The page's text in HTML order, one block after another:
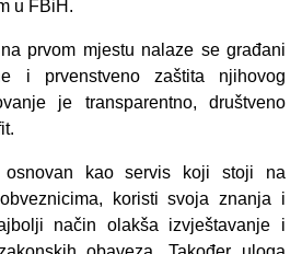
u FBiH.
prvom mjestu nalaze se građani
i prvenstveno zaštita njihovog
je transparentno, društveno
osnovan kao servis koji stoji na
koristi svoja znanja i
način olakša izvještavanje i